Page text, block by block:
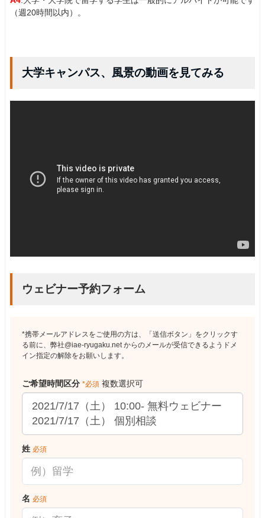
（週20時間以内）。
大学キャンパス、風景の動画を見てみる
ウェビナー予約フォーム
*携帯メールアドレスをご使用の方は、「送信ボタン」をクリックす
る前に、弊社@iae-ryugaku.net からのメールが受信できるようドメ
イン指定の解除をお願いします。
ご希望時間区分 *必須 複数選択可
姓 必須
名 必須